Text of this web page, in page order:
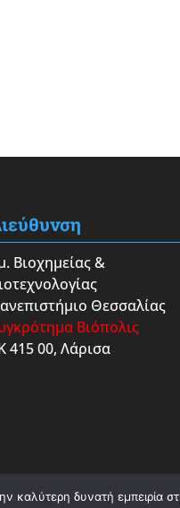
Βιοχημείας &
Θεσσαλίας
Βιόπολις
415 00, Λάρισα
δυνατή εμπειρία